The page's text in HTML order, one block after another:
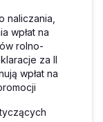
naliczania,
wpłat na
rolno-
za II
wpłat na